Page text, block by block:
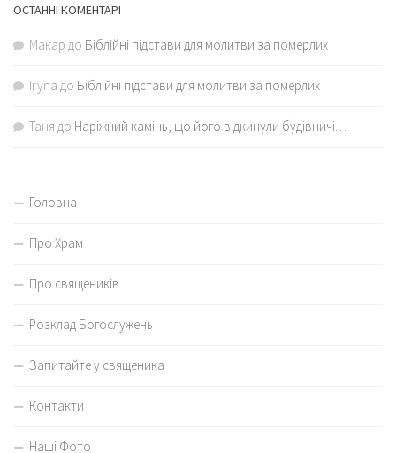
ОСТАННІ КОМЕНТАРІ
Макар до Біблійні підстави для молитви за померлих
Iryna до Біблійні підстави для молитви за померлих
Таня до Наріжний камінь, що його відкинули будівничі…
Головна
Про Храм
Про священиків
Розклад Богослужень
Запитайте у священика
Контакти
Наші Фото